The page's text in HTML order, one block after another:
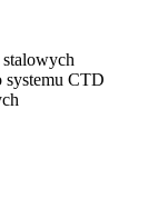
systemu CTD